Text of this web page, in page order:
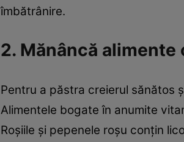
îmbătrânire.
2. Mănâncă
Pentru a păstra creierul sănătos
Alimentele bogate în anumite
Roşiile şi pepenele roşu conţin